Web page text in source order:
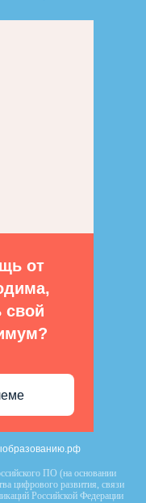
от
свой
ПО (на основании
цифрового развития, связи
Российской Федерации